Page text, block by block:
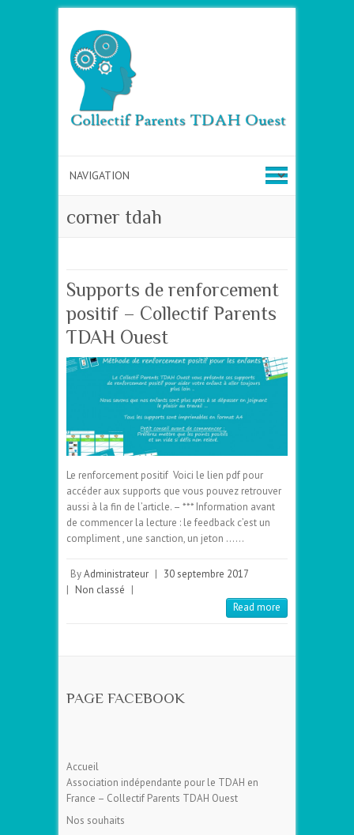
corner tdah
Supports de renforcement
positif – Collectif Parents
TDAH Ouest
Le renforcement positif Voici le lien pdf pour
accéder aux supports que vous pouvez retrouver
aussi à la fin de l’article. – *** Information avant
de commencer la lecture : le feedback c’est un
compliment , une sanction, un jeton ……
ByAdministrateur
30 septembre 2017
Non classé
Read more
PAGE FACEBOOK
Accueil
Association indépendante pour le TDAH en
France – Collectif Parents TDAH Ouest
Nos souhaits